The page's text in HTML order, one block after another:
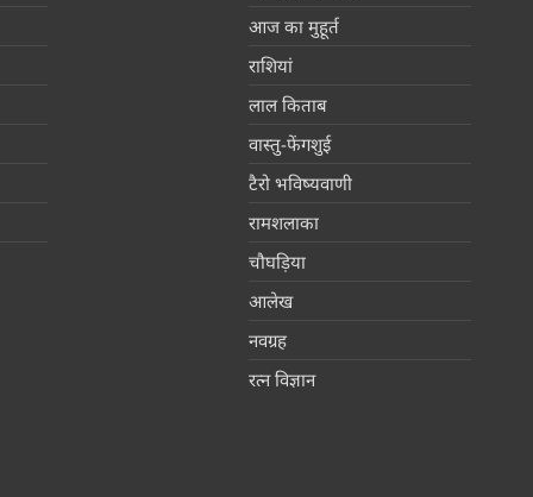
आज का मुहूर्त
राशियां
लाल किताब
वास्तु-फेंगशुई
टैरो भविष्यवाणी
रामशलाका
चौघड़िया
आलेख
नवग्रह
रत्न विज्ञान